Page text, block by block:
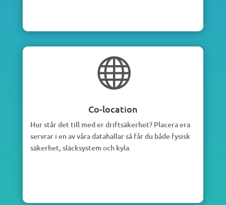

Co-location
Hur står det till med er driftsäkerhet? Placera era
servrar i en av våra datahallar så får du både fysisk
säkerhet, släcksystem och kyla.